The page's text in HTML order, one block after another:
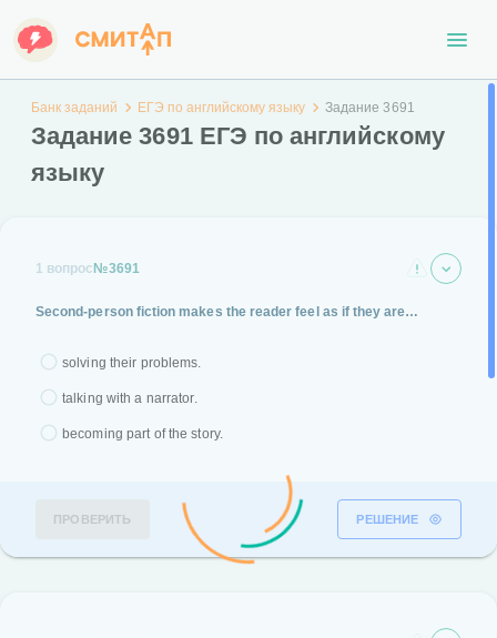
Банк заданий ЕГЭ по английскому языку Задание 3691
Задание 3691 ЕГЭ по английскому
языку
1 вопрос №3691
Second-person fiction makes the reader feel as if they are…
solving their problems.
talking with a narrator.
becoming part of the story.
ПРОВЕРИТЬ РЕШЕНИЕ